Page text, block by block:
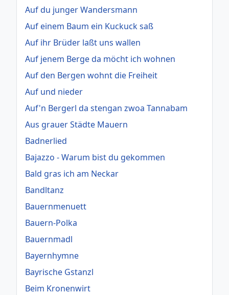
Auf du junger Wandersmann
Auf einem Baum ein Kuckuck saß
Auf ihr Brüder laßt uns wallen
Auf jenem Berge da möcht ich wohnen
Auf den Bergen wohnt die Freiheit
Auf und nieder
Auf'n Bergerl da stengan zwoa Tannabam
Aus grauer Städte Mauern
Badnerlied
Bajazzo - Warum bist du gekommen
Bald gras ich am Neckar
Bandltanz
Bauernmenuett
Bauern-Polka
Bauernmadl
Bayernhymne
Bayrische Gstanzl
Beim Kronenwirt